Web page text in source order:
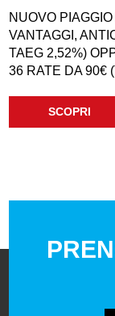
NUOVO
VANTAGGI,
TAEG 2,52%)
36 RATE DA 90€
SCOPRI